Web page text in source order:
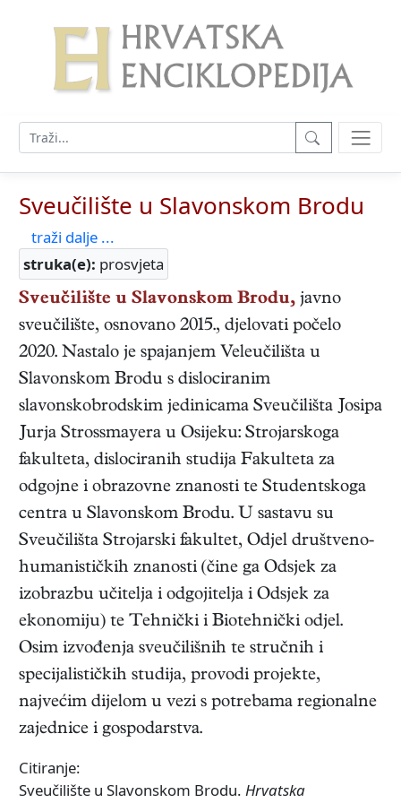
Sveučilište u Slavonskom Brodu
traži dalje ...
struka(e): prosvjeta
Sveučilište u Slavonskom Brodu, javno
sveučilište, osnovano 2015., djelovati počelo
2020. Nastalo je spajanjem Veleučilišta u
Slavonskom Brodu s dislociranim
slavonskobrodskim jedinicama Sveučilišta Josipa
Jurja Strossmayera u Osijeku: Strojarskoga
fakulteta, dislociranih studija Fakulteta za
odgojne i obrazovne znanosti te Studentskoga
centra u Slavonskom Brodu. U sastavu su
Sveučilišta Strojarski fakultet, Odjel društveno-
humanističkih znanosti (čine ga Odsjek za
izobrazbu učitelja i odgojitelja i Odsjek za
ekonomiju) te Tehnički i Biotehnički odjel.
Osim izvođenja sveučilišnih te stručnih i
specijalističkih studija, provodi projekte,
najvećim dijelom u vezi s potrebama regionalne
zajednice i gospodarstva.
Citiranje:
Sveučilište u Slavonskom Brodu. Hrvatska